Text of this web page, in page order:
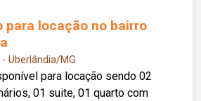
para locação no bairro
Uberlândia/MG
para locação sendo 02
01 suite, 01 quarto com